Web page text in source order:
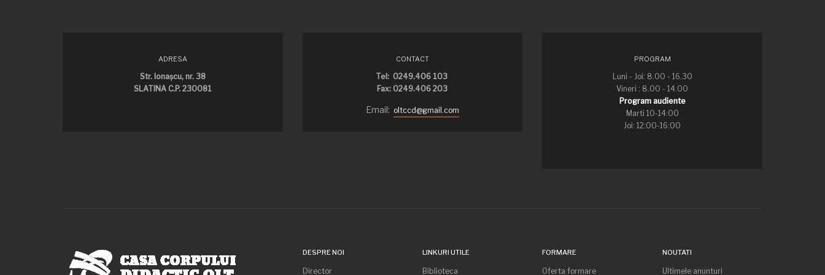
ADRESA
Str. Ionaşcu, nr. 38
SLATINA C.P. 230081
CONTACT
Tel: 0249.406 103
Fax: 0249.406 203
Email: oltccd@gmail.com
PROGRAM
Luni - Joi: 8.00 - 16.30
Vineri : 8.00 - 14.00
Program audiente
Marti 10-14:00
Joi: 12:00-16:00
DESPRE NOI
Director
LINKURI UTILE
Biblioteca
FORMARE
Oferta formare
NOUTATI
Ultimele anunturi